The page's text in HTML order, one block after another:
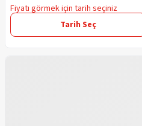
Fiyatı görmek için tarih seçiniz
Tarih Seç